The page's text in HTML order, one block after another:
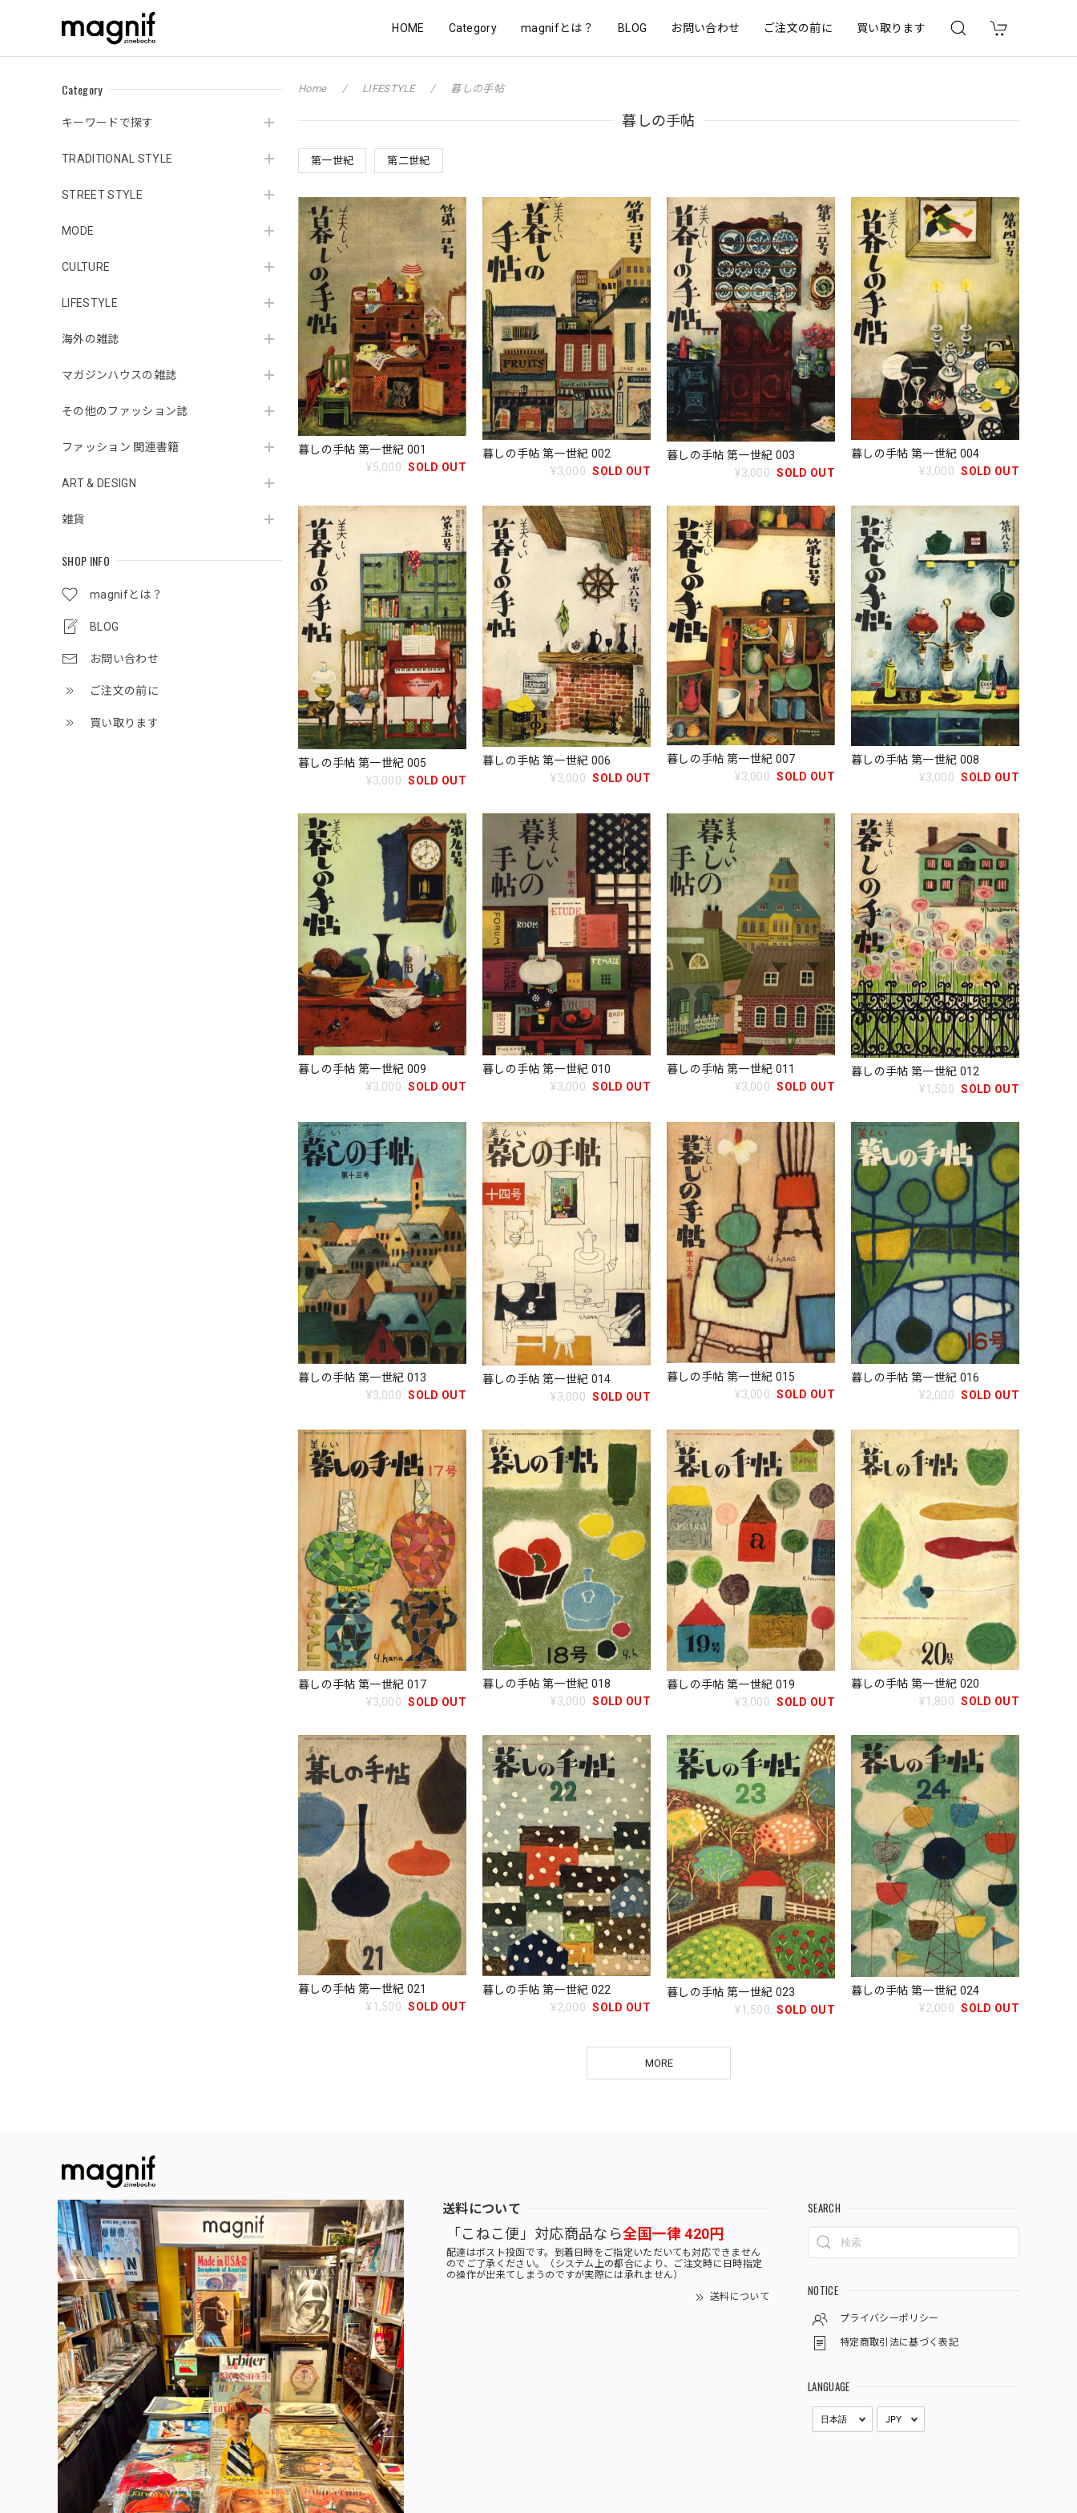
HOME Category magnifとは？ BLOG お問い合わせ ご注文の前に 買い取ります
Category
キーワードで探す
TRADITIONAL STYLE
STREET STYLE
MODE
CULTURE
LIFESTYLE
海外の雑誌
マガジンハウスの雑誌
その他のファッション誌
ファッション 関連書籍
ART & DESIGN
雑貨
SHOP INFO
magnifとは？
BLOG
お問い合わせ
ご注文の前に
買い取ります
Home LIFESTYLE 暮しの手帖
暮しの手帖
第一世紀 第二世紀
暮しの手帖 第一世紀 001
¥5,000 SOLD OUT
暮しの手帖 第一世紀 002
¥3,000 SOLD OUT
暮しの手帖 第一世紀 003
¥3,000 SOLD OUT
暮しの手帖 第一世紀 004
¥3,000 SOLD OUT
暮しの手帖 第一世紀 005
¥3,000 SOLD OUT
暮しの手帖 第一世紀 006
¥3,000 SOLD OUT
暮しの手帖 第一世紀 007
¥3,000 SOLD OUT
暮しの手帖 第一世紀 008
¥3,000 SOLD OUT
暮しの手帖 第一世紀 009
¥3,000 SOLD OUT
暮しの手帖 第一世紀 010
¥3,000 SOLD OUT
暮しの手帖 第一世紀 011
¥3,000 SOLD OUT
暮しの手帖 第一世紀 012
¥1,500 SOLD OUT
暮しの手帖 第一世紀 013
¥3,000 SOLD OUT
暮しの手帖 第一世紀 014
¥3,000 SOLD OUT
暮しの手帖 第一世紀 015
¥3,000 SOLD OUT
暮しの手帖 第一世紀 016
¥2,000 SOLD OUT
暮しの手帖 第一世紀 017
¥3,000 SOLD OUT
暮しの手帖 第一世紀 018
¥3,000 SOLD OUT
暮しの手帖 第一世紀 019
¥3,000 SOLD OUT
暮しの手帖 第一世紀 020
¥1,800 SOLD OUT
暮しの手帖 第一世紀 021
¥1,500 SOLD OUT
暮しの手帖 第一世紀 022
¥2,000 SOLD OUT
暮しの手帖 第一世紀 023
¥1,500 SOLD OUT
暮しの手帖 第一世紀 024
¥2,000 SOLD OUT
MORE
送料について
「こねこ便」対応商品なら全国一律 420円
配達はポスト投函です。到着日時をご指定いただいても対応できません
のでご了承ください。（システム上の都合により、ご注文時に日時指定
の操作が出来てしまうのですが実際には承れません）
送料について
SEARCH
NOTICE
プライバシーポリシー
特定商取引法に基づく表記
LANGUAGE